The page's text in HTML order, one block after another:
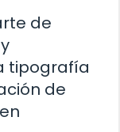
de
tipografía
de